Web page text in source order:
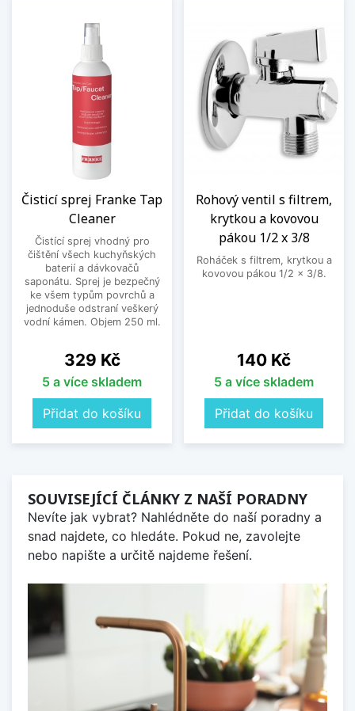
Čisticí sprej Franke Tap
Cleaner
Čistící sprej vhodný pro
čištění všech kuchyňských
baterií a dávkovačů
saponátu. Sprej je bezpečný
ke všem typům povrchů a
jednoduše odstraní veškerý
vodní kámen. Objem 250 ml.
Cena
329 Kč
5 a více skladem
Přidat do košíku
Rohový ventil s filtrem,
krytkou a kovovou
pákou 1/2 x 3/8
Roháček s filtrem, krytkou a
kovovou pákou 1/2 x 3/8.
Cena
140 Kč
5 a více skladem
Přidat do košíku
SOUVISEJÍCÍ ČLÁNKY Z NAŠÍ PORADNY
Nevíte jak vybrat? Nahlédněte do naší poradny a
snad najdete, co hledáte. Pokud ne, zavolejte
nebo napište a určitě najdeme řešení.